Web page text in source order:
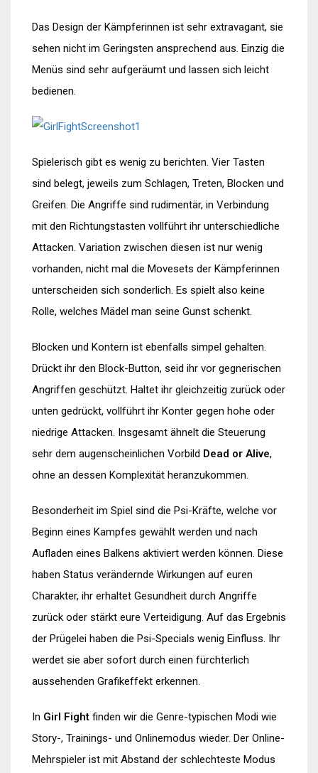
Das Design der Kämpferinnen ist sehr extravagant, sie
sehen nicht im Geringsten ansprechend aus. Einzig die
Menüs sind sehr aufgeräumt und lassen sich leicht
bedienen.
Spielerisch gibt es wenig zu berichten. Vier Tasten
sind belegt, jeweils zum Schlagen, Treten, Blocken und
Greifen. Die Angriffe sind rudimentär, in Verbindung
mit den Richtungstasten vollführt ihr unterschiedliche
Attacken. Variation zwischen diesen ist nur wenig
vorhanden, nicht mal die Movesets der Kämpferinnen
unterscheiden sich sonderlich. Es spielt also keine
Rolle, welches Mädel man seine Gunst schenkt.
Blocken und Kontern ist ebenfalls simpel gehalten.
Drückt ihr den Block-Button, seid ihr vor gegnerischen
Angriffen geschützt. Haltet ihr gleichzeitig zurück oder
unten gedrückt, vollführt ihr Konter gegen hohe oder
niedrige Attacken. Insgesamt ähnelt die Steuerung
sehr dem augenscheinlichen Vorbild Dead or Alive,
ohne an dessen Komplexität heranzukommen.
Besonderheit im Spiel sind die Psi-Kräfte, welche vor
Beginn eines Kampfes gewählt werden und nach
Aufladen eines Balkens aktiviert werden können. Diese
haben Status verändernde Wirkungen auf euren
Charakter, ihr erhaltet Gesundheit durch Angriffe
zurück oder stärkt eure Verteidigung. Auf das Ergebnis
der Prügelei haben die Psi-Specials wenig Einfluss. Ihr
werdet sie aber sofort durch einen fürchterlich
aussehenden Grafikeffekt erkennen.
In Girl Fight finden wir die Genre-typischen Modi wie
Story-, Trainings- und Onlinemodus wieder. Der Online-
Mehrspieler ist mit Abstand der schlechteste Modus